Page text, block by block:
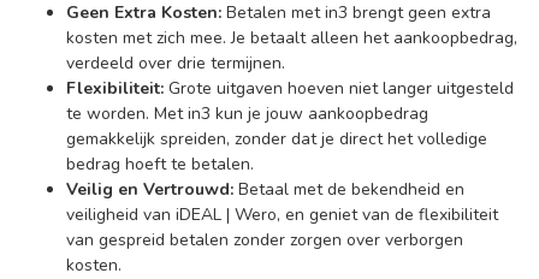
Geen Extra Kosten: Betalen met in3 brengt geen extra
kosten met zich mee. Je betaalt alleen het aankoopbedrag,
verdeeld over drie termijnen.
Flexibiliteit: Grote uitgaven hoeven niet langer uitgesteld
te worden. Met in3 kun je jouw aankoopbedrag
gemakkelijk spreiden, zonder dat je direct het volledige
bedrag hoeft te betalen.
Veilig en Vertrouwd: Betaal met de bekendheid en
veiligheid van iDEAL | Wero, en geniet van de flexibiliteit
van gespreid betalen zonder zorgen over verborgen
kosten.